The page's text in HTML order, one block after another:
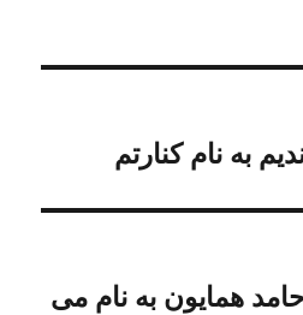
به نام کنارتم
همایون به نام می